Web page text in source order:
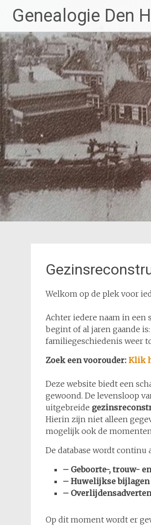
naar
de
inhoud
Genealogie Den
Welkom op de plek voor
Achter iedere naam in
begint of al jaren gaande
familiegeschiedenis weer
Zoek een voorouder: Klik
Deze website biedt een
gewoond. De levensloop
uitgebreide
Hierin zijn niet alleen
mogelijk ook de
De database wordt continu
– Geboorte-, trouw-
– Huwelijkse
–
Op dit moment wordt er